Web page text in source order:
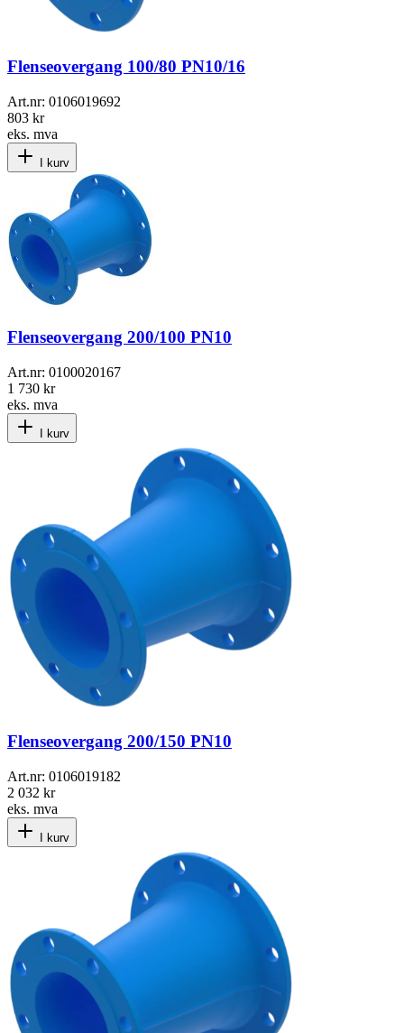
Flenseovergang 100/80 PN10/16
Art.nr: 0106019692
803 kr
eks. mva
I kurv
Flenseovergang 200/100 PN10
Art.nr: 0100020167
1 730 kr
eks. mva
I kurv
Flenseovergang 200/150 PN10
Art.nr: 0106019182
2 032 kr
eks. mva
I kurv